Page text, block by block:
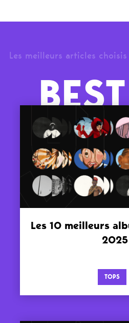
Les meilleurs articles
Les 10 meilleurs
2025
TOPS